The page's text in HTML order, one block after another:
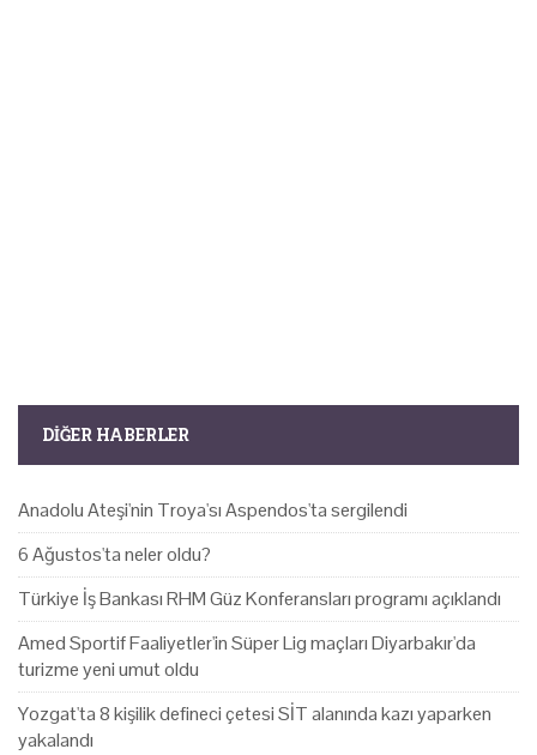
DIĞER HABERLER
Anadolu Ateşi'nin Troya'sı Aspendos'ta sergilendi
6 Ağustos'ta neler oldu?
Türkiye İş Bankası RHM Güz Konferansları programı açıklandı
Amed Sportif Faaliyetler'in Süper Lig maçları Diyarbakır'da
turizme yeni umut oldu
Yozgat'ta 8 kişilik defineci çetesi SİT alanında kazı yaparken
yakalandı